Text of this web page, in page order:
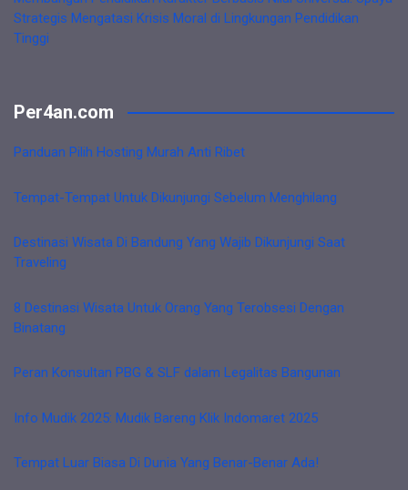
Strategis Mengatasi Krisis Moral di Lingkungan Pendidikan
Tinggi
Per4an.com
Panduan Pilih Hosting Murah Anti Ribet
Tempat-Tempat Untuk Dikunjungi Sebelum Menghilang
Destinasi Wisata Di Bandung Yang Wajib Dikunjungi Saat
Traveling
8 Destinasi Wisata Untuk Orang Yang Terobsesi Dengan
Binatang
Peran Konsultan PBG & SLF dalam Legalitas Bangunan
Info Mudik 2025: Mudik Bareng Klik Indomaret 2025
Tempat Luar Biasa Di Dunia Yang Benar-Benar Ada!